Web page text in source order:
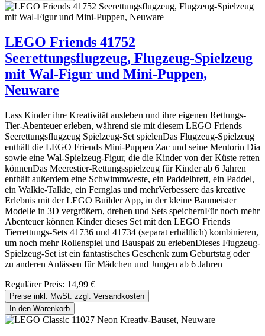
LEGO Friends 41752
Seerettungsflugzeug, Flugzeug-Spielzeug
mit Wal-Figur und Mini-Puppen,
Neuware
Lass Kinder ihre Kreativität ausleben und ihre eigenen Rettungs-
Tier-Abenteuer erleben, während sie mit diesem LEGO Friends
Seerettungsflugzeug Spielzeug-Set spielenDas Flugzeug-Spielzeug
enthält die LEGO Friends Mini-Puppen Zac und seine Mentorin Dia
sowie eine Wal-Spielzeug-Figur, die die Kinder von der Küste retten
könnenDas Meerestier-Rettungsspielzeug für Kinder ab 6 Jahren
enthält außerdem eine Schwimmweste, ein Paddelbrett, ein Paddel,
ein Walkie-Talkie, ein Fernglas und mehrVerbessere das kreative
Erlebnis mit der LEGO Builder App, in der kleine Baumeister
Modelle in 3D vergrößern, drehen und Sets speichernFür noch mehr
Abenteuer können Kinder dieses Set mit den LEGO Friends
Tierrettungs-Sets 41736 und 41734 (separat erhältlich) kombinieren,
um noch mehr Rollenspiel und Bauspaß zu erlebenDieses Flugzeug-
Spielzeug-Set ist ein fantastisches Geschenk zum Geburtstag oder
zu anderen Anlässen für Mädchen und Jungen ab 6 Jahren
Regulärer Preis: 14,99 €
Preise inkl. MwSt. zzgl. Versandkosten
In den Warenkorb